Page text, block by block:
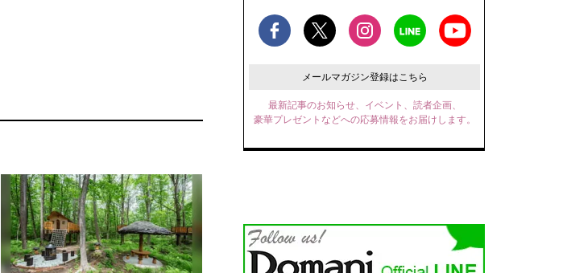
メールマガジン登録はこちら
最新記事のお知らせ、イベント、読者企画、
豪華プレゼントなどへの応募情報をお届けします。